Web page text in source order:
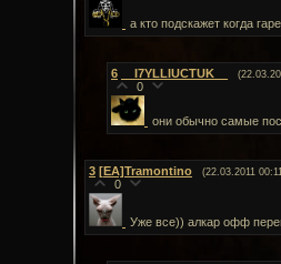
а кто подскажет когда
6 __I7YLLIUCTUK__
0
они обычно самые
3 [EA]Tramontino (22.03.2011
0
Уже все)) алкар офф